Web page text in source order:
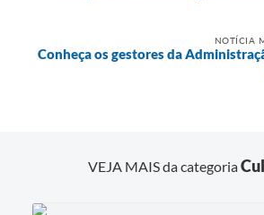
NOTÍCIA
Conheça os gestores da
VEJA MAIS da categoria